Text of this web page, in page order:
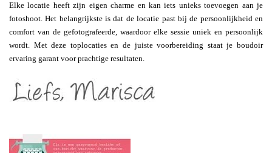
Elke locatie heeft zijn eigen charme en kan iets unieks toevoegen aan je
fotoshoot. Het belangrijkste is dat de locatie past bij de persoonlijkheid en
comfort van de gefotografeerde, waardoor elke sessie uniek en persoonlijk
wordt. Met deze toplocaties en de juiste voorbereiding staat je boudoir
ervaring garant voor prachtige resultaten.